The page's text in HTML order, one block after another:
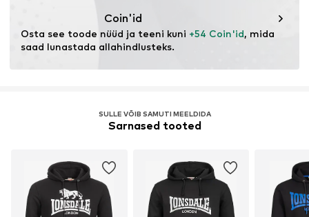
Coin'id
Osta see toode nüüd ja teeni kuni +54 Coin'id, mida
saad lunastada allahindlusteks.
SULLE VÕIB SAMUTI MEELDIDA
Sarnased tooted